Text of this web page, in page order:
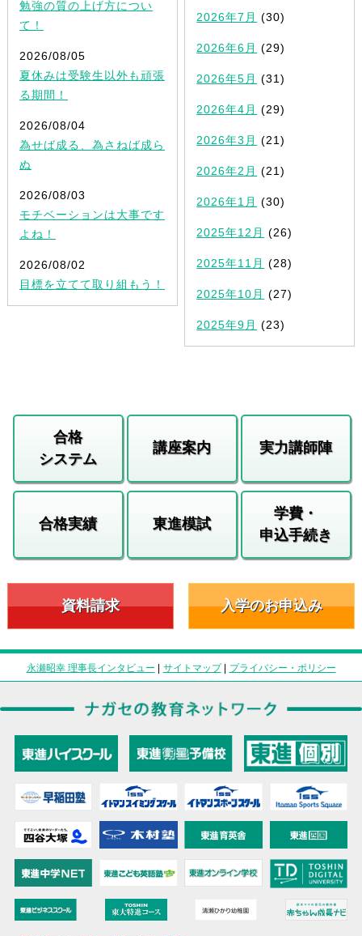
勉強の質の上げ方につい
て！
2026/08/05
夏休みは受験生以外も頑張
る期間！
2026/08/04
為せば成る、為さねば成ら
ぬ
2026/08/03
モチベーションは大事です
よね！
2026/08/02
目標を立てて取り組もう！
2026年7月 (30)
2026年6月 (29)
2026年5月 (31)
2026年4月 (29)
2026年3月 (21)
2026年2月 (21)
2026年1月 (30)
2025年12月 (26)
2025年11月 (28)
2025年10月 (27)
2025年9月 (23)
合格
システム
講座案内 実力講師陣
合格実績 東進模試
学費・
申込手続き
資料請求 入学のお申込み
永瀬昭幸 理事長インタビュー | サイトマップ| プライバシー・ポリシー